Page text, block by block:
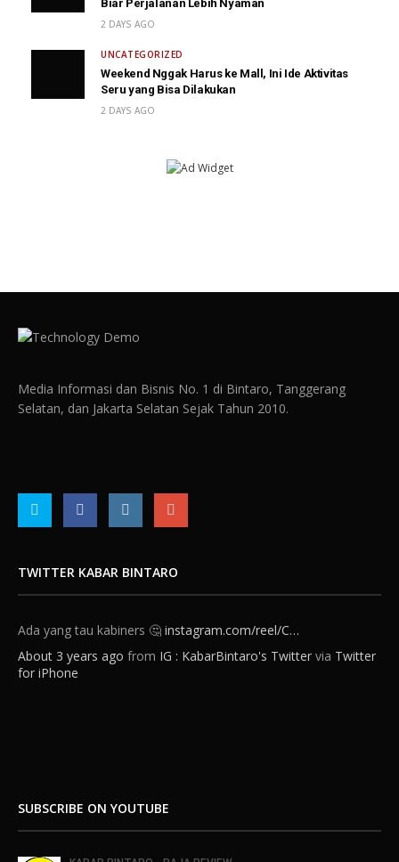
Biar Perjalanan Lebih Nyaman
2 DAYS AGO
UNCATEGORIZED
Weekend Nggak Harus ke Mall, Ini Ide Aktivitas
Seru yang Bisa Dilakukan
2 DAYS AGO
Media Informasi dan Bisnis No. 1 di Bintaro, Tanggerang
Selatan, dan Jakarta Selatan Sejak Tahun 2010.
TWITTER KABAR BINTARO
Ada yang tau kabiners 🤔instagram.com/reel/C…
About 3 years ago from IG : KabarBintaro's Twitter via Twitter
for iPhone
SUBSCRIBE ON YOUTUBE